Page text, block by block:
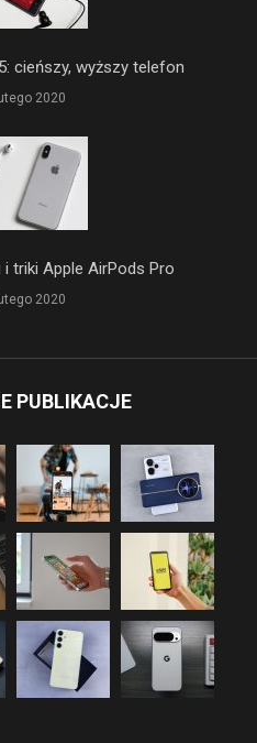
cieńszy, wyższy telefon
2020
triki Apple AirPods Pro
2020
PUBLIKACJE